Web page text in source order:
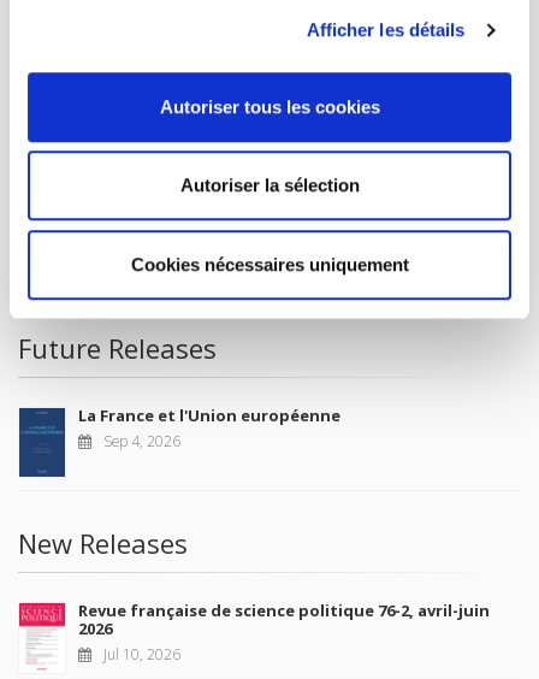
Afficher les détails
Autoriser tous les cookies
Autoriser la sélection
Cookies nécessaires uniquement
continue
FOREIGN RIGHTS
CONDITIONS OF SALE
Future Releases
La France et l'Union européenne
Sep 4, 2026
New Releases
Revue française de science politique 76-2, avril-juin
2026
Jul 10, 2026